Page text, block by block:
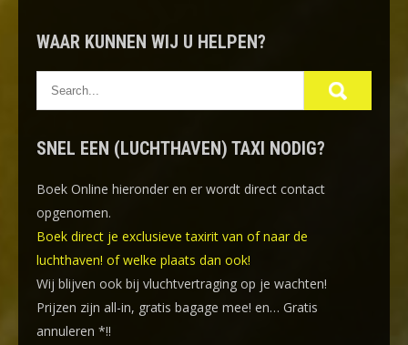
WAAR KUNNEN WIJ U HELPEN?
SNEL EEN (LUCHTHAVEN) TAXI NODIG?
Boek Online hieronder en er wordt direct contact
opgenomen.
Boek direct je exclusieve taxirit van of naar de
luchthaven! of welke plaats dan ook!
Wij blijven ook bij vluchtvertraging op je wachten!
Prijzen zijn all-in, gratis bagage mee! en… Gratis
annuleren *!!